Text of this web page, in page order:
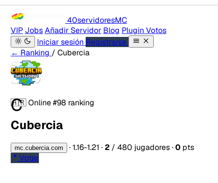
40servidoresMC
VIP JobsAñadir Servidor Blog Plugin Votos
Iniciar sesión Registrarse
← Ranking / Cubercia
C
🇦🇷Online#98 ranking
Cubercia
mc.cubercia.com ·1.16-1.21 · 2 / 480 jugadores·0 pts
Votar